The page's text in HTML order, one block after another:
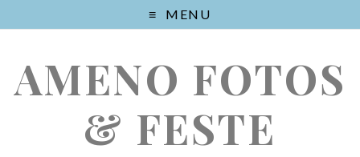
MENU
AMENO FOTOS
& FESTE